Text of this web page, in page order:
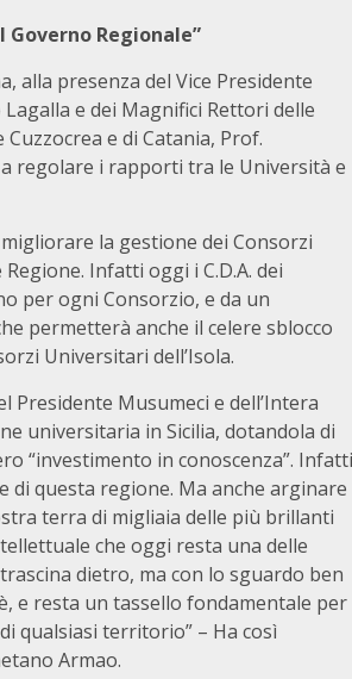
Regionale”
alla presenza del Vice Presidente
e dei Magnifici Rettori delle
e di Catania, Prof.
regolare i rapporti tra le Università e
la gestione dei Consorzi
Infatti oggi i C.D.A. dei
per ogni Consorzio, e da un
permetterà anche il celere sblocco
Universitari dell’Isola.
Presidente Musumeci e dell’Intera
universitaria in Sicilia, dotandola di
“investimento in conoscenza”. Infatti
questa regione. Ma anche arginare
terra di migliaia delle più brillanti
che oggi resta una delle
dietro, ma con lo sguardo ben
e resta un tassello fondamentale per
qualsiasi territorio” – Ha così
Armao.